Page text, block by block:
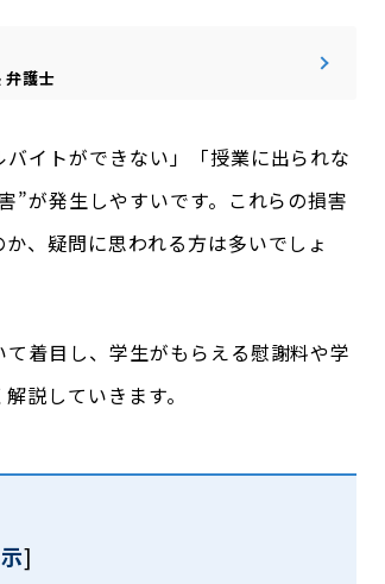
弁護士
イトができない」「授業に出られな
”が発生しやすいです。これらの損害
、疑問に思われる方は多いでしょ
着目し、学生がもらえる慰謝料や学
説していきます。
]